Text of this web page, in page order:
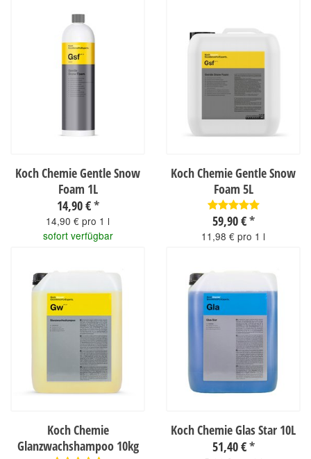
Koch Chemie Gentle Snow
Foam 1L
14,90 €*
14,90 € pro 1 l
sofort verfügbar
Koch Chemie Gentle Snow
Foam 5L
59,90 €*
11,98 € pro 1 l
Koch Chemie
Glanzwachshampoo 10kg
Koch Chemie Glas Star 10L
51,40 €*